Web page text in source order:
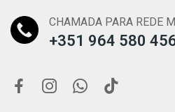
CHAMADA PARA REDE
+351 964 580